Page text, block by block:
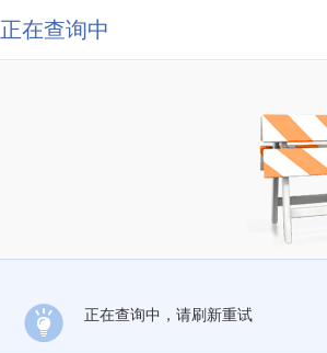
正在查询中
正在查询中，请刷新重试